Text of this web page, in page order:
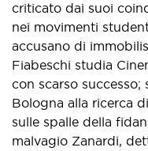
criticato dai suoi
nei movimenti
accusano di
Fiabeschi studia
con scarso
Bologna alla ricerca
sulle spalle della
malvagio Zanardi,